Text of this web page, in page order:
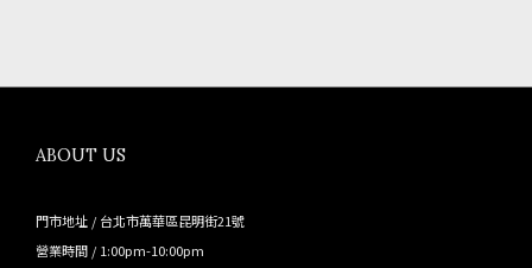
ABOUT US
門市地址 / 台北市萬華區昆明街21號
營業時間 / 1:00pm-10:00pm